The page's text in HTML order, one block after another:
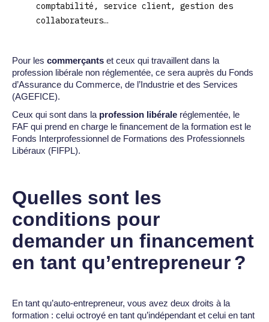
comptabilité, service client, gestion des
collaborateurs…
Pour les commerçants et ceux qui travaillent dans la
profession libérale non réglementée, ce sera auprès du Fonds
d’Assurance du Commerce, de l’Industrie et des Services
(AGEFICE).
Ceux qui sont dans la profession libérale réglementée, le
FAF qui prend en charge le financement de la formation est le
Fonds Interprofessionnel de Formations des Professionnels
Libéraux (FIFPL).
Quelles sont les
conditions pour
demander un financement
en tant qu’entrepreneur ?
En tant qu’auto-entrepreneur, vous avez deux droits à la
formation : celui octroyé en tant qu’indépendant et celui en tant